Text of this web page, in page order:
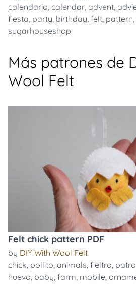
calendario, calendar, advent,
fiesta, party, birthday, felt, pattern,
sugarhouseshop
Más patrones de
Wool Felt
Felt chick pattern PDF
by DIY With Wool Felt
chick, pollito, animals, fieltro,
huevo, baby, farm, mobile,